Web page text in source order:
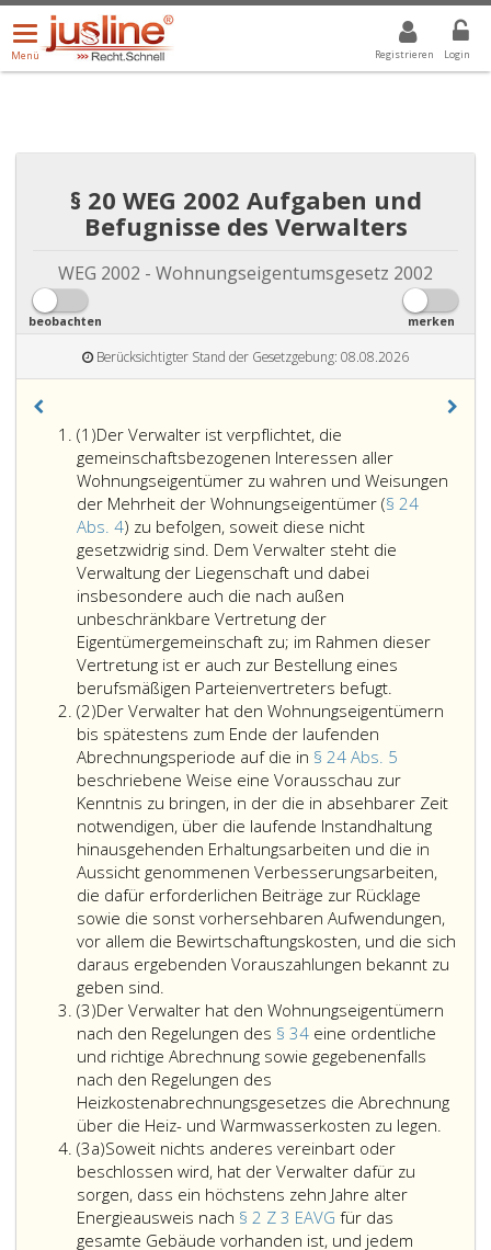
Registrieren Login
Menü
öffnen/schließen
Menü
ALLE DROPDOWN: GEWÄHLTER WERT IST ALLE
§ 20 WEG 2002 Aufgaben und
Befugnisse des Verwalters
WEG 2002 - Wohnungseigentumsgesetz 2002
beobachten merken
Berücksichtigter Stand der Gesetzgebung: 08.08.2026
(1)Absatz
eins
Der Verwalter ist verpflichtet, die
gemeinschaftsbezogenen Interessen aller
Wohnungseigentümer zu wahren und Weisungen
der Mehrheit der Wohnungseigentümer (§ 24
Abs. 4) zu befolgen, soweit diese nicht
gesetzwidrig sind. Dem Verwalter steht die
Verwaltung der Liegenschaft und dabei
insbesondere auch die nach außen
unbeschränkbare Vertretung der
Eigentümergemeinschaft zu; im Rahmen dieser
Vertretung ist er auch zur Bestellung eines
berufsmäßigen Parteienvertreters befugt.
Verwalter
verpflichtet,
die
Interessen
aller
zu
wahren
und
Weisungen
Mehrheit
der
24,
Absatz
4,)
zu
befolgen,
soweit
diese
(2)Absatz
2
Der Verwalter hat den Wohnungseigentümern
bis spätestens zum Ende der laufenden
Abrechnungsperiode auf die in § 24 Abs. 5
beschriebene Weise eine Vorausschau zur
Kenntnis zu bringen, in der die in absehbarer Zeit
notwendigen, über die laufende Instandhaltung
hinausgehenden Erhaltungsarbeiten und die in
Aussicht genommenen Verbesserungsarbeiten,
die dafür erforderlichen Beiträge zur Rücklage
sowie die sonst vorhersehbaren Aufwendungen,
vor allem die Bewirtschaftungskosten, und die sich
daraus ergebenden Vorauszahlungen bekannt zu
geben sind.
Verwalter
hat
den
Wohnungseigentümern
bis
spätestens
zum
Ende
der
laufenden
Abrechnungsperiode
(3)Absatz
3
Der Verwalter hat den Wohnungseigentümern
nach den Regelungen des § 34 eine ordentliche
und richtige Abrechnung sowie gegebenenfalls
nach den Regelungen des
Heizkostenabrechnungsgesetzes die Abrechnung
über die Heiz- und Warmwasserkosten zu legen.
(3a)Absatz
3
a
Soweit nichts anderes vereinbart oder
beschlossen wird, hat der Verwalter dafür zu
sorgen, dass ein höchstens zehn Jahre alter
Energieausweis nach § 2 Z 3 EAVG für das
gesamte Gebäude vorhanden ist, und jedem